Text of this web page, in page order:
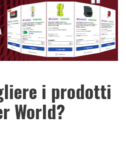
i prodotti
World?